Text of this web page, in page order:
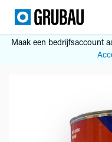
Overslaan naar inhoud
Maak een bedrijfsaccount